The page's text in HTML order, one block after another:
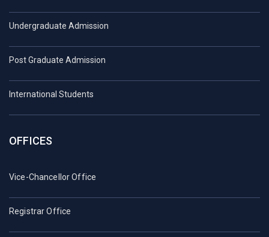
Undergraduate Admission
Post Graduate Admission
International Students
OFFICES
Vice-Chancellor Office
Registrar Office